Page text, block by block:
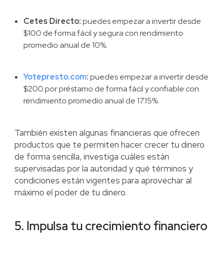
Cetes Directo:puedes empezar a invertir desde
$100 de forma fácil y segura con rendimiento
promedio anual de 10%.
Yotepresto.com:puedes empezar a invertir desde
$200 por préstamo de forma fácil y confiable con
rendimiento promedio anual de 17.15%.
También existen algunas financieras que ofrecen
productos que te permiten hacer crecer tu dinero
de forma sencilla, investiga cuáles están
supervisadas por la autoridad y qué términos y
condiciones están vigentes para aprovechar al
máximo el poder de tu dinero.
5. Impulsa tu crecimiento financiero